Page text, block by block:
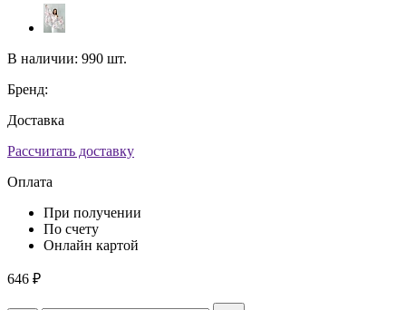
В наличии: 990 шт.
Бренд:
Доставка
Рассчитать доставку
Оплата
При получении
По счету
Онлайн картой
646 ₽